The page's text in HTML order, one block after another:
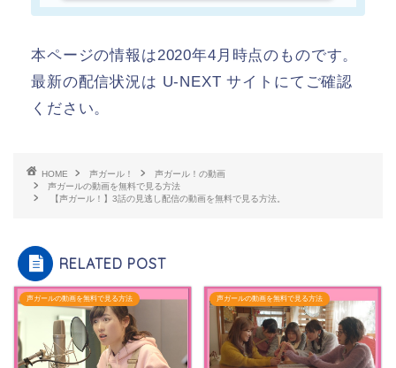
本ページの情報は2020年4月時点のものです。
最新の配信状況は U-NEXT サイトにてご確認
ください。
HOME 声ガール！
声ガール！の動画
声ガールの動画を無料で見る方法
【声ガール！】3話の見逃し配信の動画を無料で見る方法。
RELATED POST
声ガールの動画を無料で見る方法 声ガールの動画を無料で見る方法